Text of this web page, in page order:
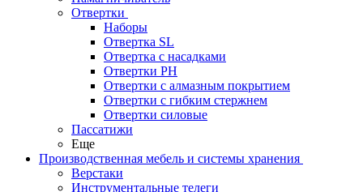
Отвертки
Наборы
Отвертка SL
Отвертка с насадками
Отвертки PH
Отвертки с алмазным покрытием
Отвертки с гибким стержнем
Отвертки силовые
Пассатижи
Еще
Производственная мебель и системы хранения
Верстаки
Инструментальные телеги